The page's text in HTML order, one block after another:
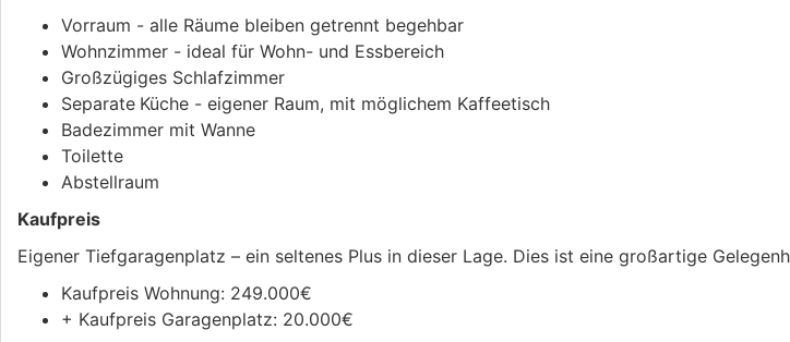
Vorraum - alle Räume bleiben getrennt begehbar
Wohnzimmer - ideal für Wohn- und Essbereich
Großzügiges Schlafzimmer
Separate Küche - eigener Raum, mit möglichem Kaffeetisch
Badezimmer mit Wanne
Toilette
Abstellraum
Kaufpreis
Eigener Tiefgaragenplatz – ein seltenes Plus in dieser Lage. Dies ist eine großartige
Kaufpreis Wohnung: 249.000€
+ Kaufpreis Garagenplatz: 20.000€